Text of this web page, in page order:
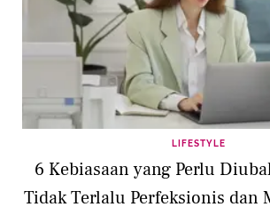
LIFESTYLE
6 Kebiasaan yang Perlu
Tidak Terlalu Perfeksionis dan